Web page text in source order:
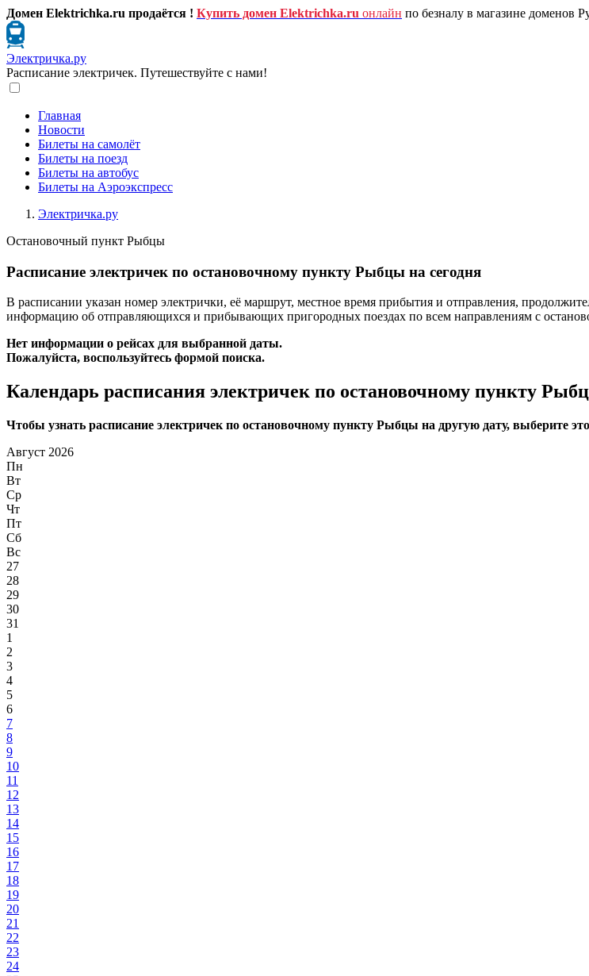
Домен Elektrichka.ru продаётся ! Купить домен Elektrichka.ru онлайн по безналу в магазине доменов
Электричка.ру
Расписание электричек. Путешествуйте с нами!
Главная
Новости
Билеты на самолёт
Билеты на поезд
Билеты на автобус
Билеты на Аэроэкспресс
Электричка.ру
Остановочный пункт Рыбцы
Расписание электричек по остановочному пункту Рыбцы на сегодня
В расписании указан номер электрички, её маршрут, местное время прибытия и отправления,
информацию об отправляющихся и прибывающих пригородных поездах по всем направлениям с
Нет информации о рейсах для выбранной даты.
Пожалуйста, воспользуйтесь формой поиска.
Календарь расписания электричек по остановочному пункту
Чтобы узнать расписание электричек по остановочному пункту Рыбцы на другую дату, выберите
Август 2026
Пн
Вт
Ср
Чт
Пт
Сб
Вс
27
28
29
30
31
1
2
3
4
5
6
7
8
9
10
11
12
13
14
15
16
17
18
19
20
21
22
23
24